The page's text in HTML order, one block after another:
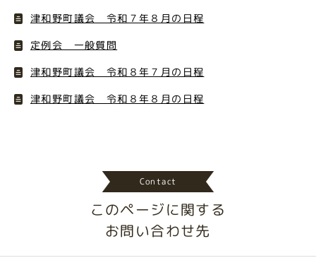
津和野町議会 令和７年８月の日程
定例会 一般質問
津和野町議会 令和８年７月の日程
津和野町議会 令和８年８月の日程
Contact
このページに関する
お問い合わせ先